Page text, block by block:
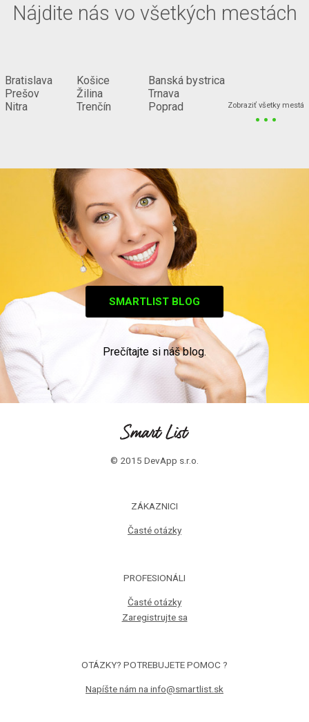
Nájdite nás vo všetkých mestách
Bratislava
Prešov
Nitra
Košice
Žilina
Trenčín
Banská bystrica
Trnava
Poprad
Zobraziť všetky mestá
...
SMARTLIST BLOG
Prečítajte si náš blog.
© 2015 DevApp s.r.o.
ZÁKAZNICI
Časté otázky
PROFESIONÁLI
Časté otázky
Zaregistrujte sa
OTÁZKY? POTREBUJETE POMOC ?
Napíšte nám na info@smartlist.sk